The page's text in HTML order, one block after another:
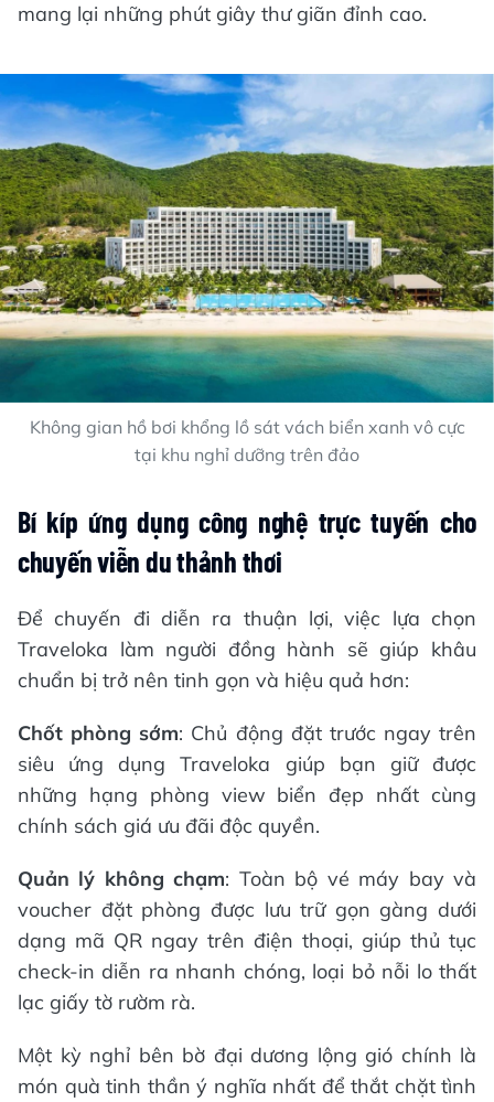
mang lại những phút giây thư giãn đỉnh cao.
Không gian hồ bơi khổng lồ sát vách biển xanh vô cực
tại khu nghỉ dưỡng trên đảo
Bí kíp ứng dụng công nghệ trực tuyến cho
chuyến viễn du thảnh thơi
Để chuyến đi diễn ra thuận lợi, việc lựa chọn
Traveloka làm người đồng hành sẽ giúp khâu
chuẩn bị trở nên tinh gọn và hiệu quả hơn:
Chốt phòng sớm: Chủ động đặt trước ngay trên
siêu ứng dụng Traveloka giúp bạn giữ được
những hạng phòng view biển đẹp nhất cùng
chính sách giá ưu đãi độc quyền.
Quản lý không chạm: Toàn bộ vé máy bay và
voucher đặt phòng được lưu trữ gọn gàng dưới
dạng mã QR ngay trên điện thoại, giúp thủ tục
check-in diễn ra nhanh chóng, loại bỏ nỗi lo thất
lạc giấy tờ rườm rà.
Một kỳ nghỉ bên bờ đại dương lộng gió chính là
món quà tinh thần ý nghĩa nhất để thắt chặt tình